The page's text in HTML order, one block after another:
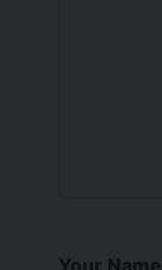
Your Name